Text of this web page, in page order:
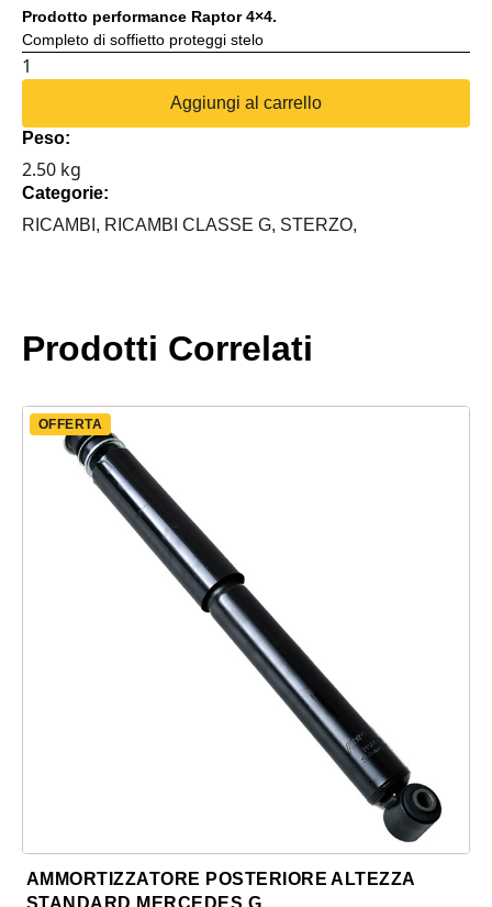
Prodotto performance Raptor 4×4.
Completo di soffietto proteggi stelo
AMMORTIZZATORE
MERCEDES
G
quantità
Aggiungi al carrello
Peso:
2.50 kg
Categorie:
RICAMBI, RICAMBI CLASSE G, STERZO,
Prodotti Correlati
OFFERTA
AMMORTIZZATORE POSTERIORE ALTEZZA
STANDARD MERCEDES G